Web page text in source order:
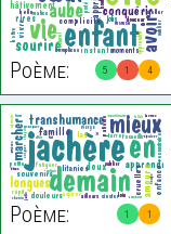
5 1 4
Poème:
1 1
Poème: